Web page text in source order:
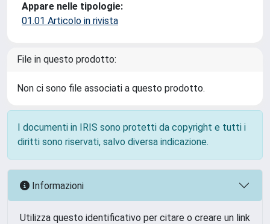
Appare nelle tipologie:
01.01 Articolo in rivista
File in questo prodotto:
Non ci sono file associati a questo prodotto.
I documenti in IRIS sono protetti da copyright e tutti i
diritti sono riservati, salvo diversa indicazione.
Informazioni
Utilizza questo identificativo per citare o creare un link